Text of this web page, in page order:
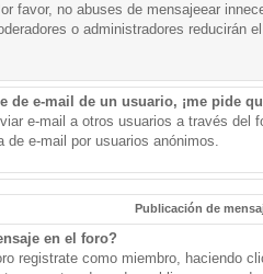
favor, no abuses de mensajeear
o administradores reducirán
de e-mail de un usuario, ¡me pide
e-mail a otros usuarios a través
e-mail por usuarios anónimos.
Publicación de
en el foro?
registrate como miembro, haciendo